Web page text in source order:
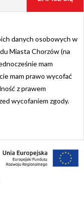
danych osobowych w
Miasta Chorzów (na
mam
mam prawo wycofać
z prawem
wycofaniem zgody.